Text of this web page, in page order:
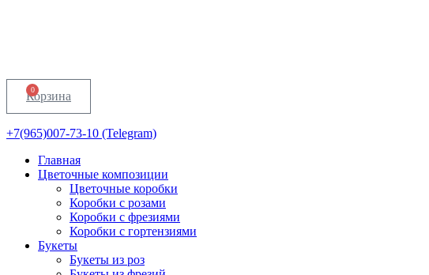
0
Корзина
+7(965)007-73-10 (Telegram)
Главная
Цветочные композиции
Цветочные коробки
Коробки с розами
Коробки с фрезиями
Коробки с гортензиями
Букеты
Букеты из роз